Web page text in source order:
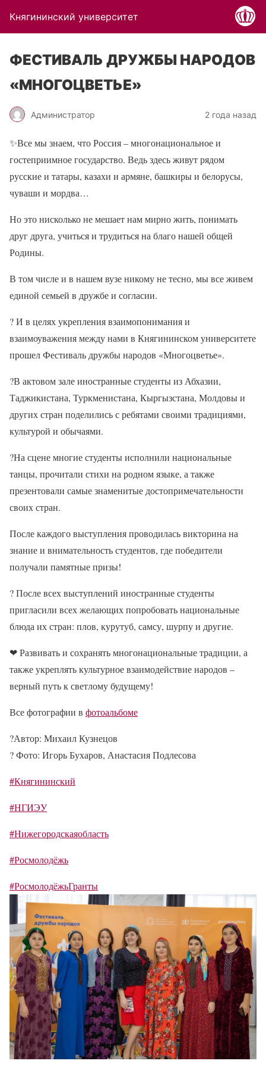
Княгининский университет
ФЕСТИВАЛЬ ДРУЖБЫ НАРОДОВ
«МНОГОЦВЕТЬЕ»
Администратор 2 года назад
✨Все мы знаем, что Россия – многонациональное и
гостеприимное государство. Ведь здесь живут рядом
русские и татары, казахи и армяне, башкиры и белорусы,
чуваши и мордва…
Но это нисколько не мешает нам мирно жить, понимать
друг друга, учиться и трудиться на благо нашей общей
Родины.
В том числе и в нашем вузе никому не тесно, мы все живем
единой семьей в дружбе и согласии.
? И в целях укрепления взаимопонимания и
взаимоуважения между нами в Княгининском университете
прошел Фестиваль дружбы народов «Многоцветье».
?В актовом зале иностранные студенты из Абхазии,
Таджикистана, Туркменистана, Кыргызстана, Молдовы и
других стран поделились с ребятами своими традициями,
культурой и обычаями.
?На сцене многие студенты исполнили национальные
танцы, прочитали стихи на родном языке, а также
презентовали самые знаменитые достопримечательности
своих стран.
После каждого выступления проводилась викторина на
знание и внимательность студентов, где победители
получали памятные призы!
? После всех выступлений иностранные студенты
пригласили всех желающих попробовать национальные
блюда их стран: плов, курутуб, самсу, шурпу и другие.
❤ Развивать и сохранять многонациональные традиции, а
также укреплять культурное взаимодействие народов –
верный путь к светлому будущему!
Все фотографии в фотоальбоме
?Автор: Михаил Кузнецов
? Фото: Игорь Бухаров, Анастасия Подлесова
#Княгининский
#НГИЭУ
#Нижегородскаяобласть
#Росмолодëжь
#РосмолодëжьГранты